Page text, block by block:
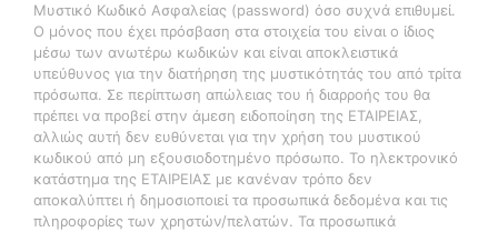
Μυστικό Κωδικό Ασφαλείας (password) όσο συχνά επιθυμεί.
Ο μόνος που έχει πρόσβαση στα στοιχεία του είναι ο ίδιος
μέσω των ανωτέρω κωδικών και είναι αποκλειστικά
υπεύθυνος για την διατήρηση της μυστικότητάς του από τρίτα
πρόσωπα. Σε περίπτωση απώλειας του ή διαρροής του θα
πρέπει να προβεί στην άμεση ειδοποίηση της ΕΤΑΙΡΕΙΑΣ,
αλλιώς αυτή δεν ευθύνεται για την χρήση του μυστικού
κωδικού από μη εξουσιοδοτημένο πρόσωπο. Το ηλεκτρονικό
κατάστημα της ΕΤΑΙΡΕΙΑΣ με κανέναν τρόπο δεν
αποκαλύπτει ή δημοσιοποιεί τα προσωπικά δεδομένα και τις
πληροφορίες των χρηστών/πελατών. Τα προσωπικά